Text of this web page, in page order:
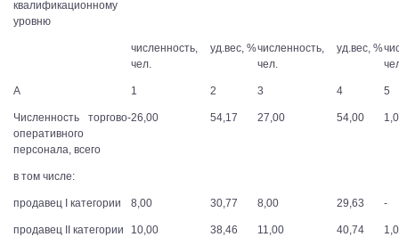
квалификационному
уровню
численность,
чел.
уд.вес, %численность,
чел.
уд.вес, %
А 1 2 3 4 5
Численность торгово-
оперативного
персонала, всего
26,00 54,17 27,00 54,00
в том числе:
продавец I категории 8,00 30,77 8,00 29,63 -
продавец II категории 10,00 38,46 11,00 40,74